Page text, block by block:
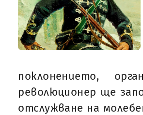
поклонението,
революционер ще
отслужване на